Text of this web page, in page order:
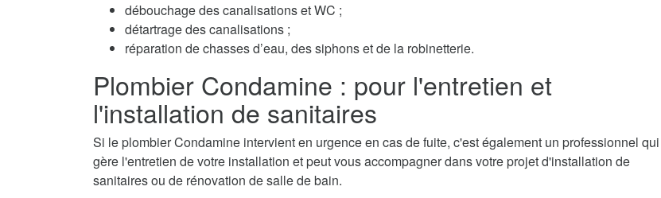
débouchage des canalisations et WC ;
détartrage des canalisations ;
réparation de chasses d’eau, des siphons et de la robinetterie.
Plombier Condamine : pour l'entretien et
l'installation de sanitaires
Si le plombier Condamine intervient en urgence en cas de fuite, c'est également un professionnel qui
gère l'entretien de votre installation et peut vous accompagner dans votre projet d'installation de
sanitaires ou de rénovation de salle de bain.